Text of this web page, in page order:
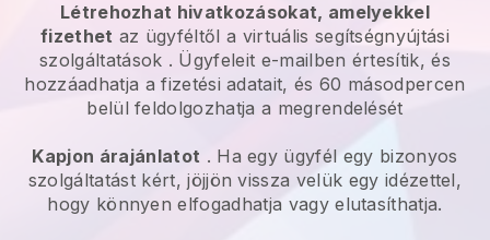
Létrehozhat hivatkozásokat, amelyekkel
fizethet az ügyféltől a virtuális segítségnyújtási
szolgáltatások . Ügyfeleit e-mailben értesítik, és
hozzáadhatja a fizetési adatait, és 60 másodpercen
belül feldolgozhatja a megrendelését
Kapjon árajánlatot . Ha egy ügyfél egy bizonyos
szolgáltatást kért, jöjjön vissza velük egy idézettel,
hogy könnyen elfogadhatja vagy elutasíthatja.